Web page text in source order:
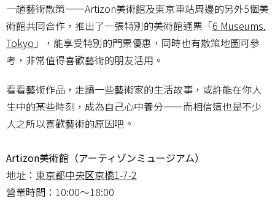
一趟藝術散策——Artizon美術館及東京車站周邊的另外5個美
術館共同合作，推出了一張特別的美術館通票「6 Museums.
Tokyo 」，能享受特別的門票優惠，同時也有散策地圖可參
考，非常值得喜歡藝術的朋友活用。
看看藝術作品，走讀一些藝術家的生活故事，或許能在你人
生中的某些時刻，成為自己心中養分——而相信這也是不少
人之所以喜歡藝術的原因吧。
Artizon美術館（アーティゾンミュージアム）
地址： 東京都中央区京橋1-7-2
營業時間：10:00～18:00